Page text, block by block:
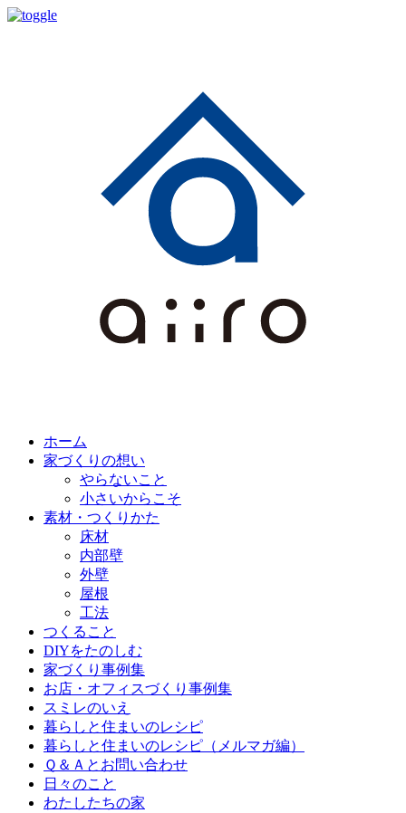
ホーム
家づくりの想い
やらないこと
小さいからこそ
素材・つくりかた
床材
内部壁
外壁
屋根
工法
つくること
DIYをたのしむ
家づくり事例集
お店・オフィスづくり事例集
スミレのいえ
暮らしと住まいのレシピ
暮らしと住まいのレシピ（メルマガ編）
Ｑ＆Ａとお問い合わせ
日々のこと
わたしたちの家